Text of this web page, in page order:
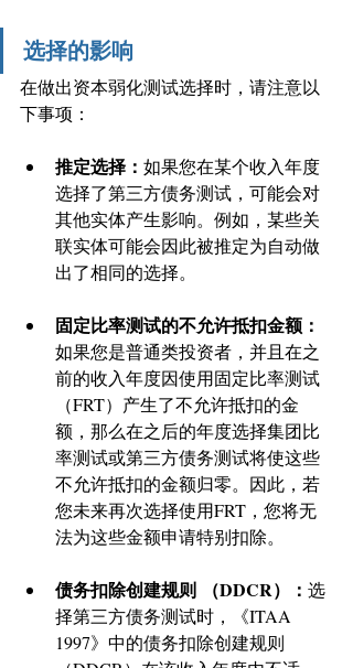
选择的影响
在做出资本弱化测试选择时，请注意以
下事项：
推定选择： 如果您在某个收入年度
选择了第三方债务测试，可能会对
其他实体产生影响。例如，某些关
联实体可能会因此被推定为自动做
出了相同的选择。
固定比率测试的不允许抵扣金额：
如果您是普通类投资者，并且在之
前的收入年度因使用固定比率测试
（FRT）产生了不允许抵扣的金
额，那么在之后的年度选择集团比
率测试或第三方债务测试将使这些
不允许抵扣的金额归零。因此，若
您未来再次选择使用FRT，您将无
法为这些金额申请特别扣除。
债务扣除创建规则 （DDCR）： 选
择第三方债务测试时，《ITAA
1997》中的债务扣除创建规则